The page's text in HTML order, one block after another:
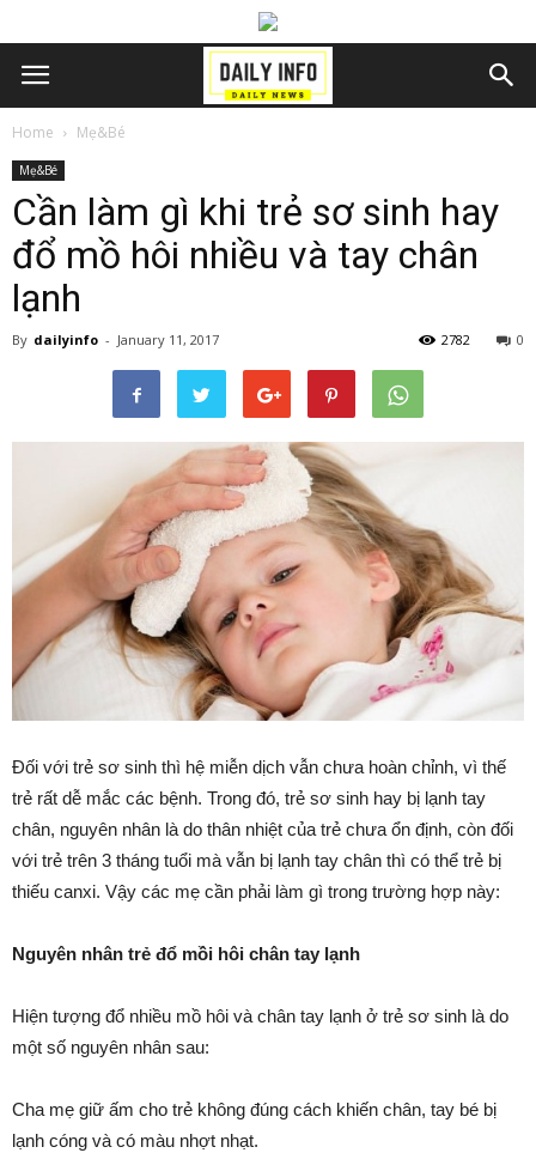
Home Mẹ&Bé
Mẹ&Bé
Cần làm gì khi trẻ sơ sinh hay
đổ mồ hôi nhiều và tay chân
lạnh
By dailyinfo - January 11, 2017 0
2782
Đối với trẻ sơ sinh thì hệ miễn dịch vẫn chưa hoàn chỉnh, vì thế
trẻ rất dễ mắc các bệnh. Trong đó, trẻ sơ sinh hay bị lạnh tay
chân, nguyên nhân là do thân nhiệt của trẻ chưa ổn định, còn đối
với trẻ trên 3 tháng tuổi mà vẫn bị lạnh tay chân thì có thể trẻ bị
thiếu canxi. Vậy các mẹ cần phải làm gì trong trường hợp này:
Nguyên nhân trẻ đổ mồi hôi chân tay lạnh
Hiện tượng đổ nhiều mồ hôi và chân tay lạnh ở trẻ sơ sinh là do
một số nguyên nhân sau:
Cha mẹ giữ ấm cho trẻ không đúng cách khiến chân, tay bé bị
lạnh cóng và có màu nhợt nhạt.